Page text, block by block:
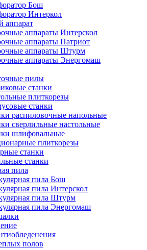
Бош
Интеркол
аппарат
аппараты Интерскол
аппараты Патриот
аппараты Штурм
аппараты Энергомаш
пилы
станки
плиткорезы
станки
распиловочные напольные
сверлильные настольные
шлифовальные
плиткорезы
станки
станки
пила
пила Бош
пила Интерскол
пила Штурм
пила Энергомаш
полов